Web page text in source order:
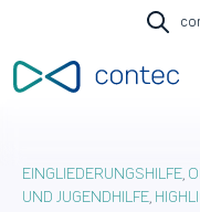
Open
EINGLIEDERUNGSHILFE,
UND JUGENDHILFE,